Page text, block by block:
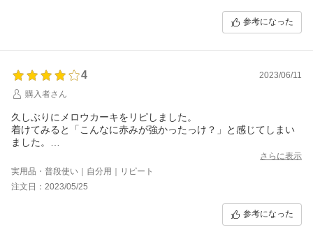
参考になった
4
2023/06/11
購入者さん
久しぶりにメロウカーキをリピしました。
着けてみると「こんなに赤みが強かったっけ？」と感じてしまい
ました。
装着感は特に不満は無いですが、次は違うカラーをリピしようと
思います。
さらに表示
実用品・普段使い｜自分用｜リピート
注文日：2023/05/25
参考になった